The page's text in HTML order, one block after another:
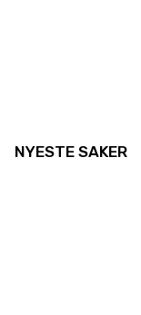
NYESTE SAKER